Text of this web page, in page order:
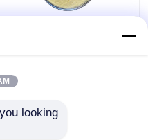
506-32-1 शुद्ध पौधों का अर्क
looking